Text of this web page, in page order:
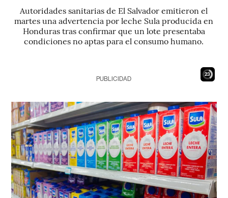
Autoridades sanitarias de El Salvador emitieron el
martes una advertencia por leche Sula producida en
Honduras tras confirmar que un lote presentaba
condiciones no aptas para el consumo humano.
22
PUBLICIDAD